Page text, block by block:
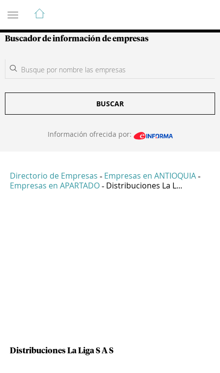
Guía de Empresas Colombianas
Buscador de información de empresas
BUSCAR
Información ofrecida por:
Directorio de Empresas - Empresas en ANTIOQUIA -
Empresas en APARTADO - Distribuciones La L...
Distribuciones La Liga S A S